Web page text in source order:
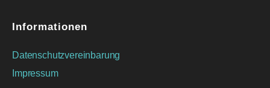
Informationen
Datenschutzvereinbarung
Impressum